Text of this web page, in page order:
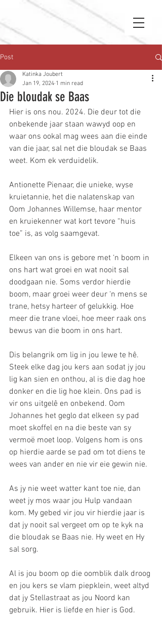
Post
Die bloudak se Baas
Katinka Joubert
Jan 19, 2024 1 min read
Hier is ons nou. 2024. Die deur tot die
onbekende jaar staan wawyd oop en
waar ons ookal mag wees aan die einde
van die jaar, sal net die bloudak se Baas
weet. Kom ek verduidelik.
Antionette Pienaar, die unieke, wyse
kruietannie, het die nalatenskap van
Oom Johannes Willemse, haar mentor
en kruiekenner wat kort tevore “huis
toe” is, as volg saamgevat.
Elkeen van ons is gebore met ‘n boom in
ons hart wat groei en wat nooit sal
doodgaan nie. Soms verdor hierdie
boom, maar groei weer deur ‘n mens se
trane, hetsy harteer of gelukkig. Hoe
meer die trane vloei, hoe meer raak ons
bewus van die boom in ons hart.
Dis belangrik om lig in jou lewe te hê.
Steek elke dag jou kers aan sodat jy jou
lig kan sien en onthou, al is die dag hoe
donker en die lig hoe klein. Ons pad is
vir ons uitgelê en onbekend. Oom
Johannes het geglo dat elkeen sy pad
moet skoffel en na die beste van sy
vermoë moet loop. Volgens hom is ons
op hierdie aarde se pad om tot diens te
wees van ander en nie vir eie gewin nie.
As jy nie weet watter kant toe nie, dan
weet jy mos waar jou Hulp vandaan
kom. My gebed vir jou vir hierdie jaar is
dat jy nooit sal vergeet om op te kyk na
die bloudak se Baas nie. Hy weet en Hy
sal sorg.
Al is jou boom op die oomblik dalk droog
en jou kers se vlam piepklein, weet altyd
dat jy Stellastraat as jou Noord kan
gebruik. Hier is liefde en hier is God.